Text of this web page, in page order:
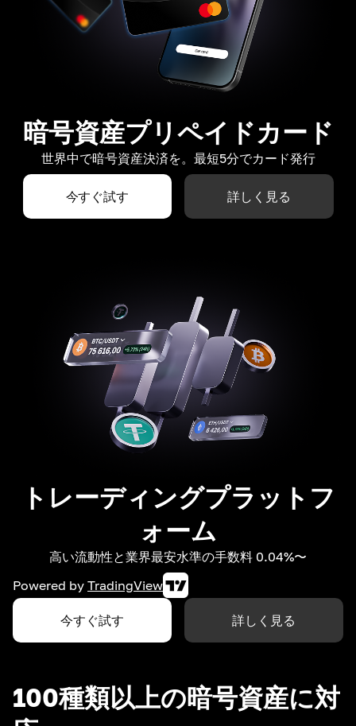
暗号資産プリペイドカード
世界中で暗号資産決済を。最短5分でカード発行
今すぐ試す 詳しく見る
トレーディングプラットフ
ォーム
高い流動性と業界最安水準の手数料 0.04%〜
Powered by TradingView
今すぐ試す 詳しく見る
100種類以上の暗号資産に対